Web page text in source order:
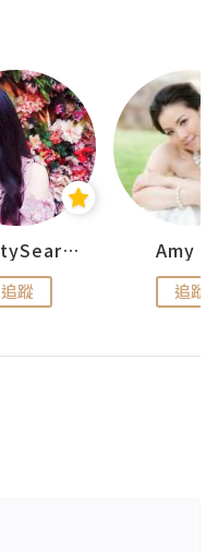
BeautySearch
追蹤
Amy
追蹤